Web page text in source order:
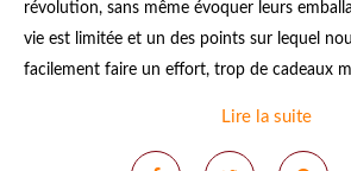
révolution, sans même évoquer leurs
vie est limitée et un des points sur lequel
facilement faire un effort, trop de cadeaux
Lire la suite